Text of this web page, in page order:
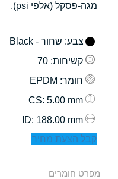
מגה-פסקל (אלפי psi).
צבע: שחור - Black
קשיחות: 70
חומר: EPDM
: 5.00 mm
: 188.00 mm
קבל הצעת מחיר
מפרט חומרים